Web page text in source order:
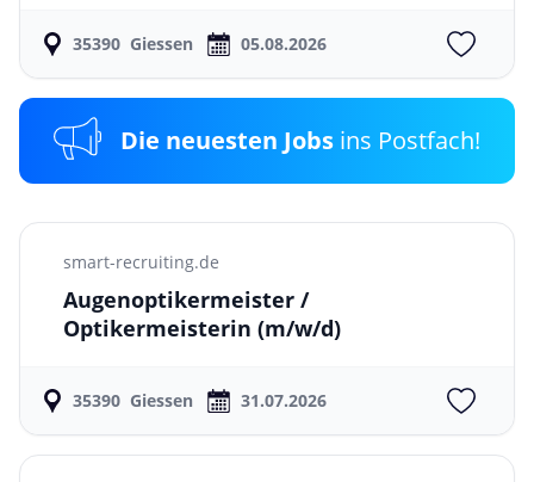
35390 Giessen 05.08.2026
Die neuesten Jobs ins Postfach!
smart-recruiting.de
Augenoptikermeister /
Optikermeisterin (m/w/d)
35390 Giessen 31.07.2026